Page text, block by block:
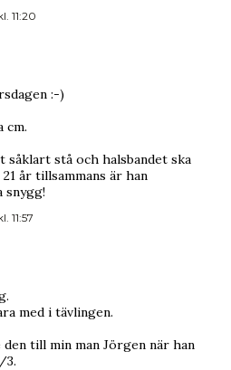
11:20
:-)
cm.
såklart stå och halsbandet ska
år tillsammans är han
snygg!
11:57
med i tävlingen.
den till min man Jörgen när han
3.